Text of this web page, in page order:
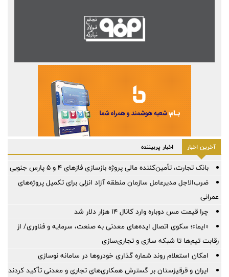
آخرین اخبار اخبار پربیننده
بانک تجارت، تأمین‌کننده مالی پروژه بازسازی فازهای ۴ و ۵ پارس جنوبی
ضرب‌الاجل مدیرعامل سازمان منطقه آزاد انزلی برای تكمیل پروژه‌های
عمرانی
چرا قیمت مس دوباره وارد کانال ۱۴ هزار دلار شد
«ایما»؛ سکوی اتصال ایده‌های معدنی به صنعت، سرمایه و فناوری/ از
رقابت تیم‌ها تا شبکه سازی و تجاری‌سازی
امکان استعلام روند شماره گذاری خودروها در سامانه نوسازی
ایران و قرقیزستان بر گسترش همکاری‌های تجاری و معدنی تأکید کردند